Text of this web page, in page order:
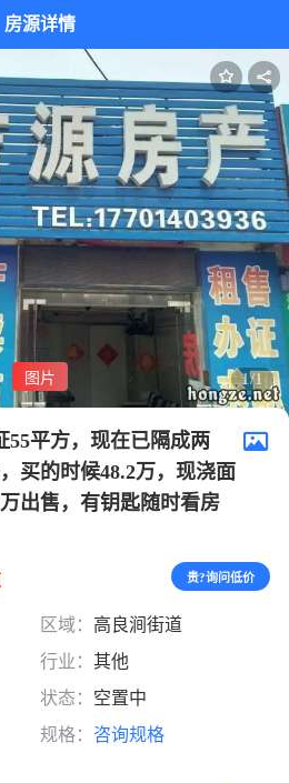
房源详情
1/1
图片
55平方，现在已隔成两
买的时候48.2万，现浇面
出售，有钥匙随时看房
贵?询问低价
区域： 高良涧街道
行业： 其他
状态： 空置中
规格： 咨询规格